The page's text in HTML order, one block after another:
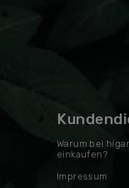
Warum bei
einkaufen?
Impressum